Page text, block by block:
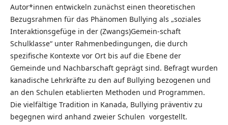
Autor*innen entwickeln zunächst einen theoretischen
Bezugsrahmen für das Phänomen Bullying als „soziales
Interaktionsgefüge in der (Zwangs)Gemein-schaft
Schulklasse“ unter Rahmenbedingungen, die durch
spezifische Kontexte vor Ort bis auf die Ebene der
Gemeinde und Nachbarschaft geprägt sind. Befragt wurden
kanadische Lehrkräfte zu den auf Bullying bezogenen und
an den Schulen etablierten Methoden und Programmen.
Die vielfältige Tradition in Kanada, Bullying präventiv zu
begegnen wird anhand zweier Schulen vorgestellt.